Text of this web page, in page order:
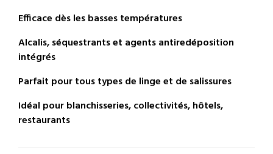
Efficace dès les basses températures
Alcalis, séquestrants et agents antiredéposition
intégrés
Parfait pour tous types de linge et de salissures
Idéal pour blanchisseries, collectivités, hôtels,
restaurants